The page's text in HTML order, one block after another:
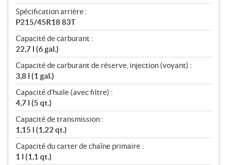
Spécification arrière :
P215/45R18 83T
Capacité de carburant :
22,7 l (6 gal.)
Capacité de carburant de réserve, injection (voyant) :
3,8 l (1 gal.)
Capacité d’huile (avec filtre) :
4,7 l (5 qt.)
Capacité de transmission :
1,15 l (1,22 qt.)
Capacité du carter de chaîne primaire :
1 l (1,1 qt.)